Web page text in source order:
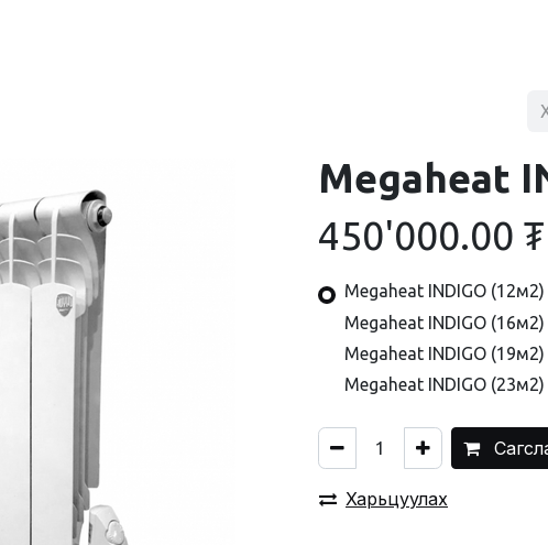
Megaheat
450'000.00 ₮
Megaheat INDIGO (12м2)
Megaheat INDIGO (16м2)
Megaheat INDIGO (19м2)
Megaheat INDIGO (23м2)
Харьцуулах